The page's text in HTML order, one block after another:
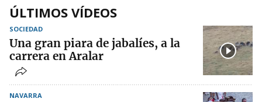
ÚLTIMOS VÍDEOS
SOCIEDAD
Una gran piara de jabalíes, a la
carrera en Aralar
NAVARRA